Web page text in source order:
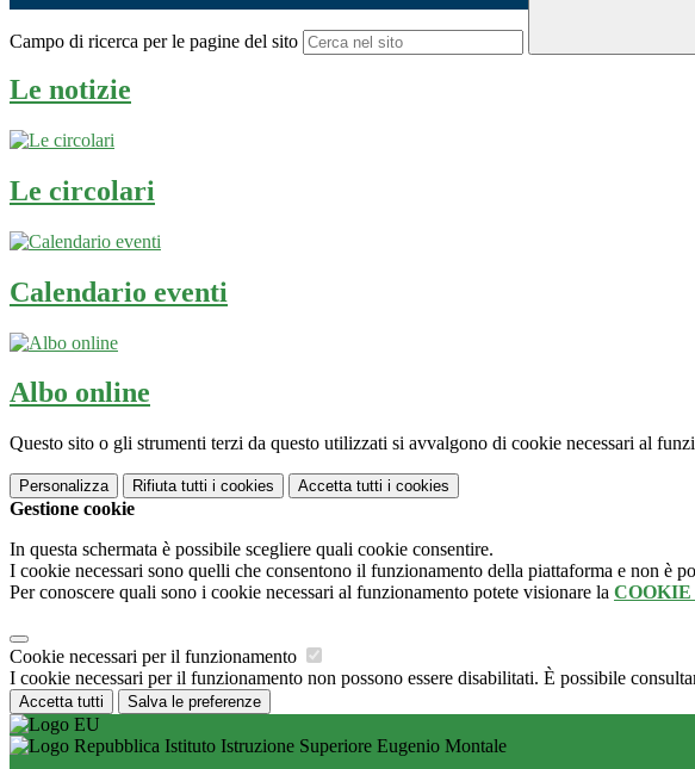
Campo di ricerca per le pagine del sito
Le notizie
Le circolari
Calendario eventi
Albo online
Questo sito o gli strumenti terzi da questo utilizzati si avvalgono di cookie necessari al
Personalizza Rifiuta tutti i cookies Accetta tutti i cookies
Gestione cookie
In questa schermata è possibile scegliere quali cookie consentire.
I cookie necessari sono quelli che consentono il funzionamento della piattaforma e non è
Per conoscere quali sono i cookie necessari al funzionamento potete visionare la
Cookie necessari per il funzionamento
I cookie necessari per il funzionamento non possono essere disabilitati. È possibile
Accetta tutti Salva le preferenze
Istituto Istruzione Superiore Eugenio Montale